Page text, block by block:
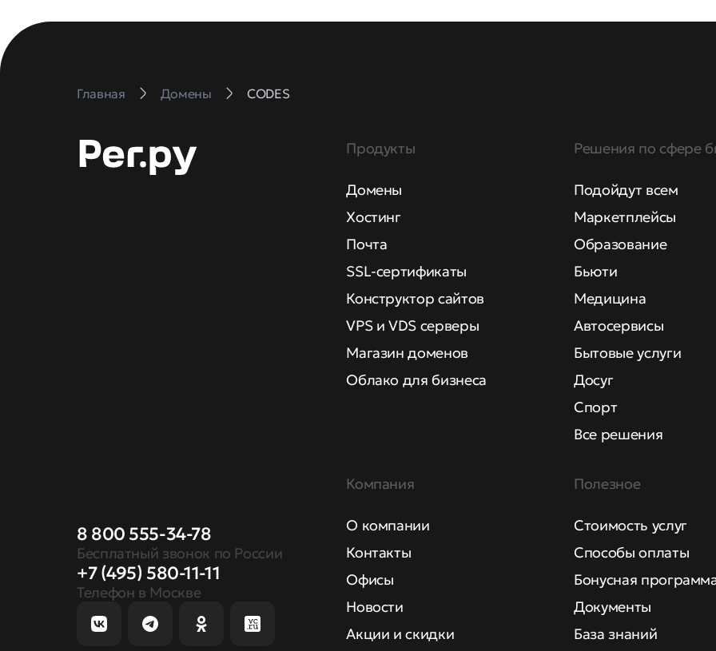
Главная Домены CODES
8 800 555-34-78
Бесплатный звонок по России
+7 (495) 580-11-11
Телефон в Москве
Продукты
Домены
Хостинг
Почта
SSL-сертификаты
Конструктор сайтов
VPS и VDS серверы
Магазин доменов
Облако для бизнеса
Решения по сфере
Подойдут всем
Маркетплейсы
Образование
Бьюти
Медицина
Автосервисы
Бытовые услуги
Досуг
Спорт
Все решения
Компания
О компании
Контакты
Офисы
Новости
Акции и скидки
Полезное
Стоимость услуг
Способы оплаты
Бонусная
Документы
База знаний